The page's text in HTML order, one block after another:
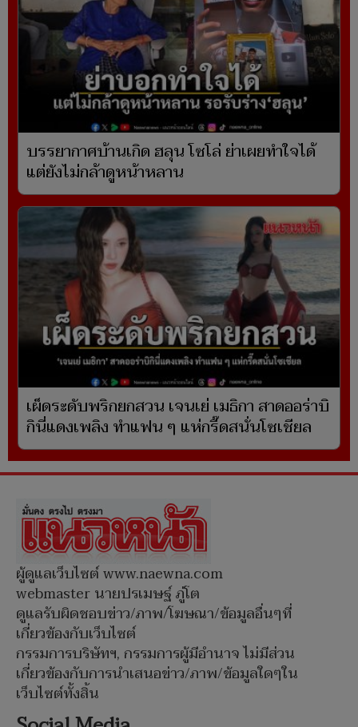
บรรยากาศบ้านเกิด ฮลุน โซโล่ ย่าเผยทำใจได้
แต่ยังไม่กล้าดูหน้าหลาน
เผ็ดระดับพริกยกสวน เจนเย่ เมธิกา สาดออร่าบิ
กินี่แดงเพลิง ทำแฟน ๆ แห่กรี๊ดสนั่นโซเชียล
ผู้ดูแลเว็บไซต์ www.naewna.com
webmaster นายปรเมษฐ์ ภู่โต
ดูแลรับผิดชอบข่าว/ภาพ/โฆษณา/ข้อมูลอื่นๆที่
เกี่ยวข้องกับเว็บไซต์
กรรมการบริษัทฯ, กรรมการผู้มีอำนาจ ไม่มีส่วน
เกี่ยวข้องกับการนำเสนอข่าว/ภาพ/ข้อมูลใดๆใน
เว็บไซต์ทั้งสิ้น